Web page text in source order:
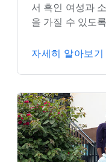
서 흑인 여성과
을 가질 수 있도
자세히 알아보기